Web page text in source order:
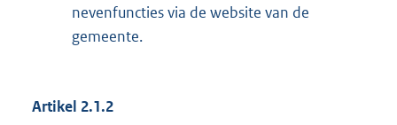
nevenfuncties via de website van de
gemeente.
Artikel 2.1.2